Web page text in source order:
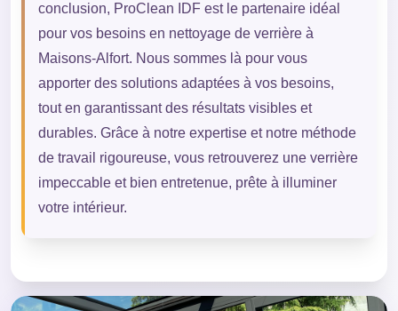
conclusion, ProClean IDF est le partenaire idéal
pour vos besoins en nettoyage de verrière à
Maisons-Alfort. Nous sommes là pour vous
apporter des solutions adaptées à vos besoins,
tout en garantissant des résultats visibles et
durables. Grâce à notre expertise et notre méthode
de travail rigoureuse, vous retrouverez une verrière
impeccable et bien entretenue, prête à illuminer
votre intérieur.